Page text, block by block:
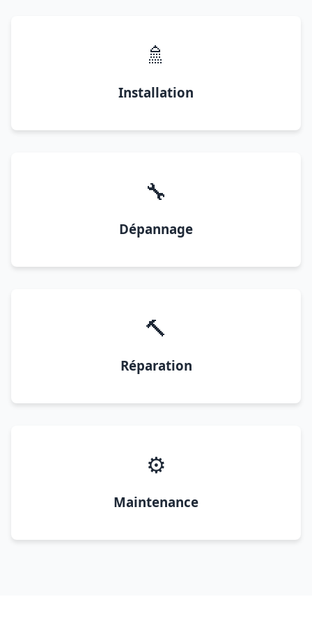
🚿
Installation
🔧
Dépannage
🔨
Réparation
⚙️
Maintenance